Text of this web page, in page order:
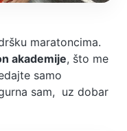
maratoncima.
akademije, što me
samo
sam, uz dobar